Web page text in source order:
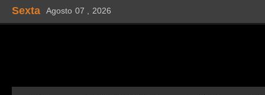
Sexta Agosto 07 , 2026